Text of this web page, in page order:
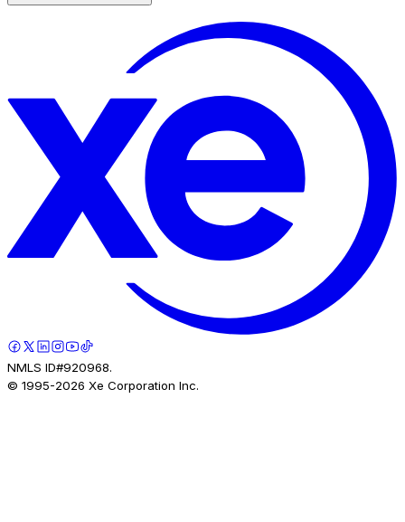
NMLS ID#920968.
© 1995-2026 Xe Corporation Inc.